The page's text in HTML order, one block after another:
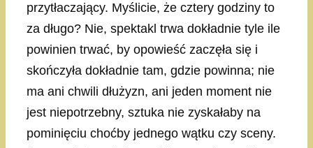
przytłaczający. Myślicie, że cztery godziny to
za długo? Nie, spektakl trwa dokładnie tyle ile
powinien trwać, by opowieść zaczęła się i
skończyła dokładnie tam, gdzie powinna; nie
ma ani chwili dłużyzn, ani jeden moment nie
jest niepotrzebny, sztuka nie zyskałaby na
pominięciu choćby jednego wątku czy sceny.